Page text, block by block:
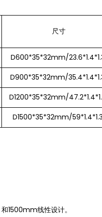
尺寸
D600*35*32mm/
D900*35*32mm/
D1200*35*32mm/
D1500*35*32mm/
线性设计。